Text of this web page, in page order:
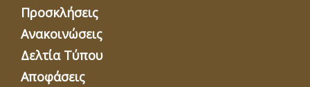
Προσκλήσεις
Ανακοινώσεις
Δελτία Τύπου
Αποφάσεις